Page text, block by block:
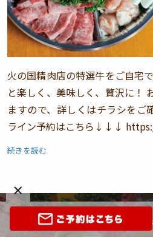
火の国精肉店の特選牛をご自宅
と楽しく、美味しく、贅沢に！
ますので、詳しくはチラシを
ライン予約はこちら↓↓↓
続きを読む
Copyright © 火の国. All